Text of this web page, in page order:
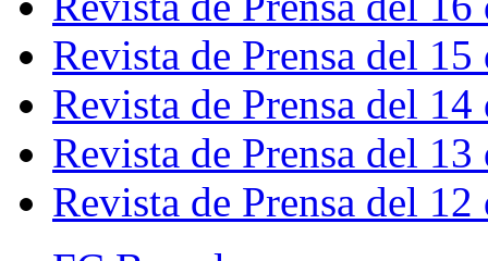
Revista de Prensa del
Revista de Prensa del
Revista de Prensa del
Revista de Prensa del